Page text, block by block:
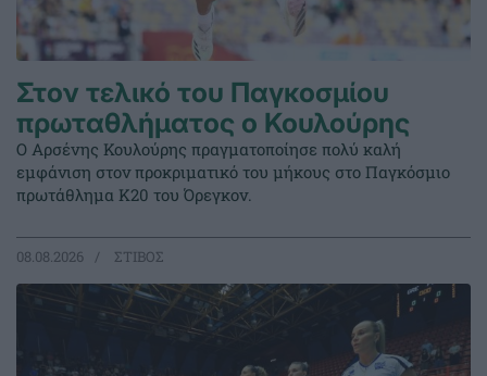
Στον τελικό του Παγκοσμίου
πρωταθλήματος ο Κουλούρης
Ο Αρσένης Κουλούρης πραγματοποίησε πολύ καλή
εμφάνιση στον προκριματικό του μήκους στο Παγκόσμιο
πρωτάθλημα Κ20 του Όρεγκον.
08.08.2026 ΣΤΙΒΟΣ